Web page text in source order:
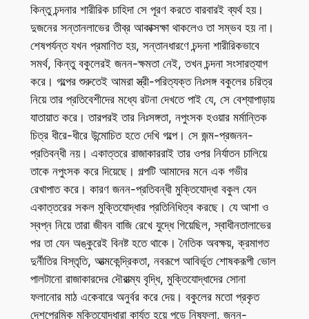
কিন্তু চন্দনার শারীরিক চাহিদা সে পূরণ করতে বারবারই ব্যর্থ হয়।
দুজনের সন্তানলাভের তীব্র আকাক্সক্ষা থাকলেও তা সম্ভব হয় না।
শেষপর্যন্ত যখন প্রমাণিত হয়, সন্তানধারণে চন্দনা শারীরিকভাবে
সমর্থ, কিন্তু বকুলেরই জনন-ক্ষমতা নেই, তখন চন্দনা সংসারত্যাগ
করে। গল্পের শুরুতেই আমরা স্ত্রী-পরিত্যক্ত নিঃসঙ্গ বকুলের চরিত্র
নিয়ে তার প্রতিবেশীদের মধ্যে রটনা দেখতে পাই যে, সে বেশ্যাপাড়ায়
যাতায়াত করে। তারপরই তার নিঃসঙ্গতা, নপুংসক হওয়ার মর্মান্তিক
চিত্র ধীরে-ধীরে উন্মোচিত হতে দেখি গল্পে। সে জন্ম-প্রজনন-
প্রতিবন্ধী নয়। একাত্তরে রাজাকাররাই তার ওপর নির্যাতন চালিয়ে
তাকে নপুংসক করে দিয়েছে। গল্পটি আমাদের মনে এক গভীর
রেখাপাত করে। কারণ জনন-প্রতিবন্ধী মুক্তিযোদ্ধা বকুল যেন
একাত্তরের সকল মুক্তিযোদ্ধার প্রতিনিধিত্ব করছে। যে আশা ও
স্বপ্ন নিয়ে তারা জীবন বাজি রেখে যুদ্ধে গিয়েছিল, স্বাধীনতালাভের
পর তা যেন অঙ্কুরেই বিনষ্ট হতে থাকে। নৈতিক অবক্ষয়, ক্রমাগত
দুর্নীতির বিস্তৃতি, আত্মকেন্দ্রিকতা, নবরূপে আবির্ভূত শোষকরূপী ভোল
পালটানো রাজাকারদের দৌরাত্ম্য বৃদ্ধি, মুক্তিযোদ্ধাদের সোনা
ফলানোর মাঠ একেবারে অনুর্বর করে দেয়। বকুলের মতো প্রকৃত
দেশপ্রেমিক মুক্তিযোদ্ধারা কার্যত হয়ে পড়ে নিষ্ফলা, জনন-